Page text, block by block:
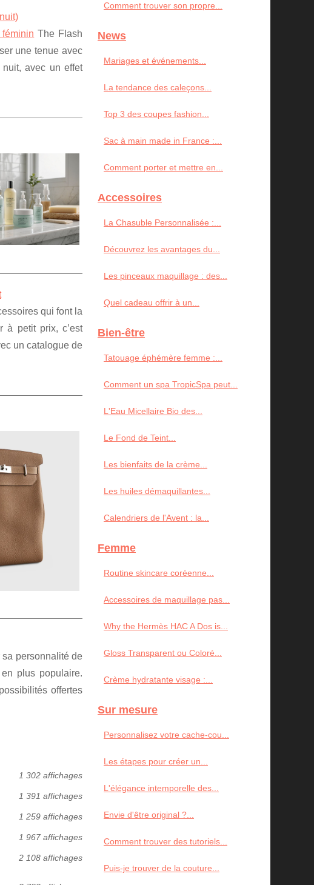
The Flash
une tenue avec
avec un effet
qui font la
à petit prix, c’est
un catalogue de
personnalité de
plus populaire.
offertes
1 302 affichages
1 391 affichages
1 259 affichages
1 967 affichages
2 108 affichages
Comment trouver son propre...
News
Mariages et événements...
La tendance des caleçons...
Top 3 des coupes fashion...
Sac à main made in France :...
Comment porter et mettre en...
Accessoires
La Chasuble Personnalisée :...
Découvrez les avantages du...
Les pinceaux maquillage : des...
Quel cadeau offrir à un...
Bien-être
Tatouage éphémère femme :...
Comment un spa TropicSpa peut...
L'Eau Micellaire Bio des...
Le Fond de Teint...
Les bienfaits de la crème...
Les huiles démaquillantes...
Calendriers de l'Avent : la...
Femme
Routine skincare coréenne...
Accessoires de maquillage pas...
Why the Hermès HAC A Dos is...
Gloss Transparent ou Coloré...
Crème hydratante visage :...
Sur mesure
Personnalisez votre cache-cou...
Les étapes pour créer un...
L'élégance intemporelle des...
Envie d'être original ?...
Comment trouver des tutoriels...
Puis-je trouver de la couture...